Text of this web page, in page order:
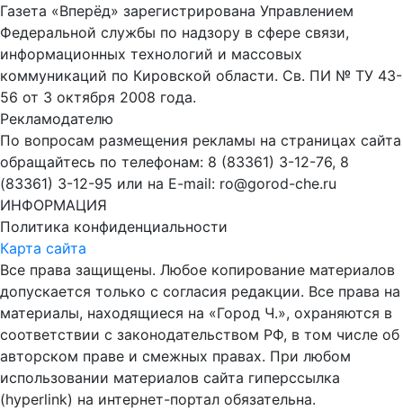
Газета «Вперёд» зарегистрирована Управлением
Федеральной службы по надзору в сфере связи,
информационных технологий и массовых
коммуникаций по Кировской области. Св. ПИ № ТУ 43-
56 от 3 октября 2008 года.
Рекламодателю
По вопросам размещения рекламы на страницах сайта
обращайтесь по телефонам: 8 (83361) 3-12-76, 8
(83361) 3-12-95 или на E-mail: ro@gorod-che.ru
ИНФОРМАЦИЯ
Политика конфиденциальности
Карта сайта
Все права защищены. Любое копирование материалов
допускается только с согласия редакции. Все права на
материалы, находящиеся на «Город Ч.», охраняются в
соответствии с законодательством РФ, в том числе об
авторском праве и смежных правах. При любом
использовании материалов сайта гиперссылка
(hyperlink) на интернет-портал обязательна.